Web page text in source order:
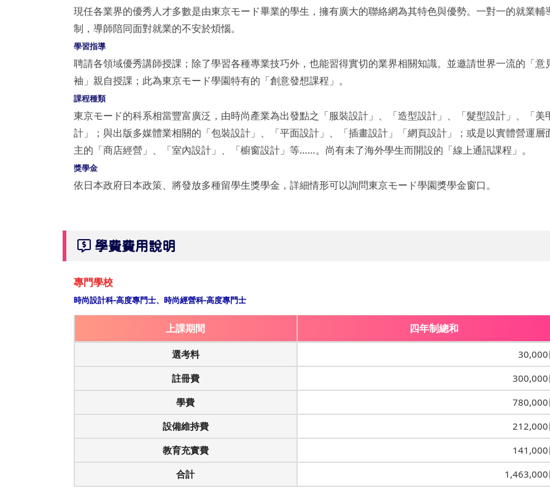
現任各業界的優秀人才多數是由東京モード畢業的學生，擁有廣大的聯絡網為其特色與優勢。一對一的就業輔
制，導師陪同面對就業的不安於煩惱。
學習指導
聘請各領域優秀講師授課；除了學習各種專業技巧外，也能習得實切的業界相關知識。並邀請世界一流的「意
袖」親自授課；此為東京モード學園特有的「創意發想課程」。
課程種類
東京モード的科系相當豐富廣泛，由時尚產業為出發點之「服裝設計」、「造型設計」、「髮型設計」、「美
計」；與出版多媒體業相關的「包裝設計」、「平面設計」、「插畫設計」「網頁設計」；或是以實體營運層
主的「商店經營」、「室內設計」、「櫥窗設計」等……。尚有未了海外學生而開設的「線上通訊課程」。
獎學金
依日本政府日本政策、將發放多種留學生獎學金，詳細情形可以詢問東京モード學園獎學金窗口。
學費費用說明
專門學校
時尚設計科-高度專門士、時尚經營科-高度專門士
上課期間 四年制總和
選考料
30,000
註冊費
300,000
學費
780,000
設備維持費
212,000
教育充實費
141,000
合計
1,463,000